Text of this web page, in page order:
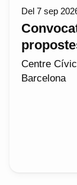
Del 7 sep
Centre
Barcelona